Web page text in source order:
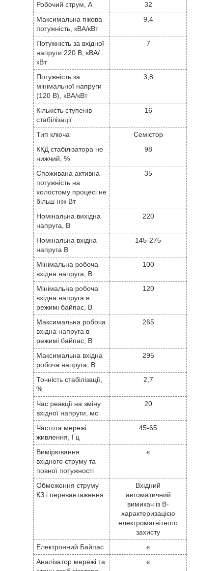
Робочий струм, А
32
Максимальна пікова
потужність, кВА/кВт
9,4
Потужність за вхідної
напруги 220 В, кВА/
кВт
7
Потужність за
мінімальної напруги
(120 В), кВА/кВт
3,8
Кількість ступенів
стабілізації
16
Тип ключа
Семістор
ККД стабілізатора не
нижчий, %
98
Споживана активна
потужність на
холостому процесі не
більш ніж Вт
35
Номінальна вихідна
напруга, В
220
Номінальна вхідна
напруга В
145-275
Мінімальна робоча
вхідна напруга, В
100
Мінімальна робоча
вхідна напруга в
режимі байпас, В
120
Максимальна робоча
вхідна напруга в
режимі байпас, В
265
Максимальна вхідна
робоча напруга, В
295
Точність стабілізації,
%
2,7
Час реакції на зміну
вхідної напруги, мс
20
Частота мережі
живлення, Гц
45-65
Вимірювання
вхідного струму та
повної потужності
є
Обмеження струму
КЗ і перевантаження
Вхідний
автоматичний
вимикач із B-
характеризацією
електромагнітного
захисту
Електронний Байпас
є
Аналізатор мережі та
є